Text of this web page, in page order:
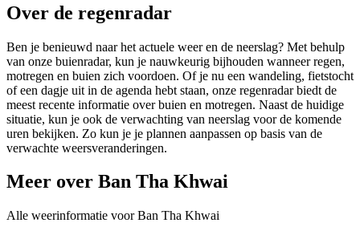
Over de regenradar
Ben je benieuwd naar het actuele weer en de neerslag? Met behulp
van onze buienradar, kun je nauwkeurig bijhouden wanneer regen,
motregen en buien zich voordoen. Of je nu een wandeling, fietstocht
of een dagje uit in de agenda hebt staan, onze regenradar biedt de
meest recente informatie over buien en motregen. Naast de huidige
situatie, kun je ook de verwachting van neerslag voor de komende
uren bekijken. Zo kun je je plannen aanpassen op basis van de
verwachte weersveranderingen.
Meer over Ban Tha Khwai
Alle weerinformatie voor Ban Tha Khwai